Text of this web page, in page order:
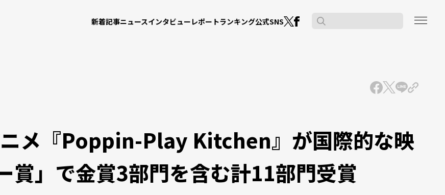
新着記事ニュースインタビュー レポートランキング公式SNS
メ『Poppin-Play Kitchen』が国際的な映
賞」で金賞3部門を含む計11部門受賞